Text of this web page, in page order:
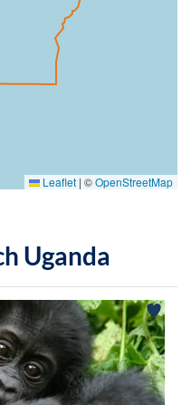
Leaflet | ©OpenStreetMap
Uganda